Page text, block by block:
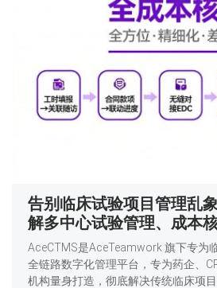
告别临床试验项目管理乱
解多中心试验管理、成本
AceCTMS是AceTeamwork 旗下专为
全链路数字化管理平台，专为药企、
机构量身打造，彻底解决传统临床项